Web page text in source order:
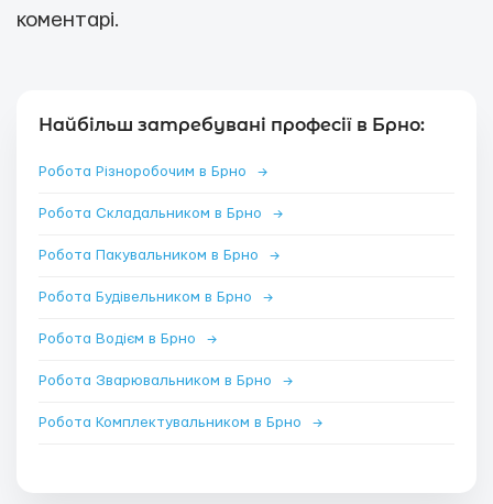
коментарі.
Найбільш затребувані професії в Брно:
Робота Різноробочим в Брно →
Робота Складальником в Брно →
Робота Пакувальником в Брно →
Робота Будівельником в Брно →
Робота Водієм в Брно →
Робота Зварювальником в Брно →
Робота Комплектувальником в Брно →